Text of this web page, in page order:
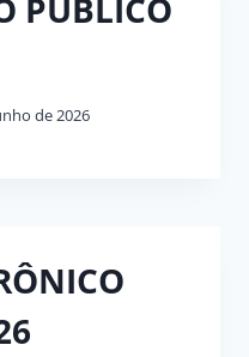
PÚBLICO
de 2026